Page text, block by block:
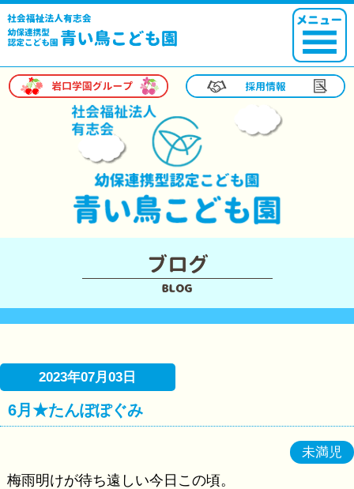
2023年07月03日
6月★たんぽぽぐみ
未満児
梅雨明けが待ち遠しい今日この頃。